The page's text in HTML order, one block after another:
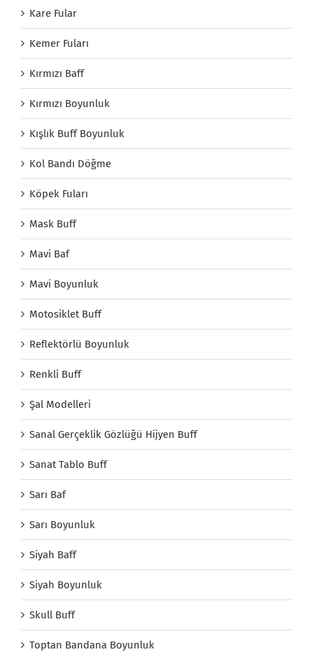
Kare Fular
Kemer Fuları
Kırmızı Baff
Kırmızı Boyunluk
Kışlık Buff Boyunluk
Kol Bandı Döğme
Köpek Fuları
Mask Buff
Mavi Baf
Mavi Boyunluk
Motosiklet Buff
Reflektörlü Boyunluk
Renkli Buff
Şal Modelleri
Sanal Gerçeklik Gözlüğü Hijyen Buff
Sanat Tablo Buff
Sarı Baf
Sarı Boyunluk
Siyah Baff
Siyah Boyunluk
Skull Buff
Toptan Bandana Boyunluk